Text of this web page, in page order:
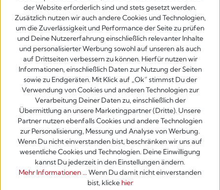
der Website erforderlich sind und stets gesetzt werden.
Zusätzlich nutzen wir auch andere Cookies und Technologien,
um die Zuverlässigkeit und Performance der Seite zu prüfen
und Deine Nutzererfahrung einschließlich relevanter Inhalte
und personalisierter Werbung sowohl auf unseren als auch
auf Drittseiten verbessern zu können. Hierfür nutzen wir
Informationen, einschließlich Daten zur Nutzung der Seiten
sowie zu Endgeräten. Mit Klick auf „Ok” stimmst Du der
Verwendung von Cookies und anderen Technologien zur
Verarbeitung Deiner Daten zu, einschließlich der
Übermittlung an unsere Marketingpartner (Dritte). Unsere
Partner nutzen ebenfalls Cookies und andere Technologien
zur Personalisierung, Messung und Analyse von Werbung.
Wenn Du nicht einverstanden bist, beschränken wir uns auf
wesentliche Cookies und Technologien. Deine Einwilligung
kannst Du jederzeit in den Einstellungen ändern.
Mehr Informationen ...Wenn Du damit nicht einverstanden
bist, klicke hier